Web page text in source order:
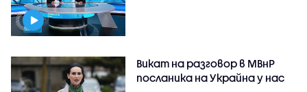
Викат на разговор в МВнР
посланика на Украйна у нас